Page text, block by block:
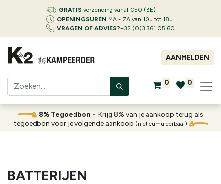
GRATIS verzending vanaf €50 (BE)
OPENINGSUREN MA - ZA van 10u tot 18u
VRAGEN OF ADVIES?+32 (0)3 361 05 60
AANMELDEN
0 0
8% Tegoedbon - Krijg 8% van je aankoop terug als
tegoedbon voor je volgende aankoop (niet cumuleerbaar)
BATTERIJEN